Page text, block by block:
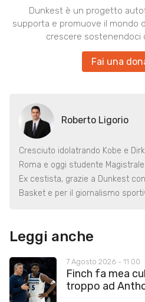
Dunkest è un progetto
supporta e promuove il mondo
crescere sostenendoci
Fai una
Roberto Ligorio
Cresciuto idolatrando Kobe e
Roma e oggi studente
Ex cestista, grazie a Dunkest
Basket e per il giornalismo
Leggi anche
7 Agosto 2026 - 11:00
Finch fa mea
troppo ad